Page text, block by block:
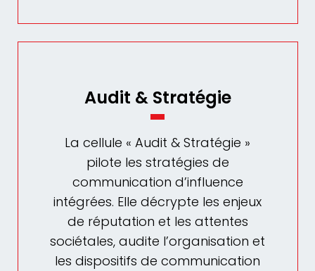
Audit & Stratégie
La cellule « Audit & Stratégie »
pilote les stratégies de
communication d’influence
intégrées. Elle décrypte les enjeux
de réputation et les attentes
sociétales, audite l’organisation et
les dispositifs de communication